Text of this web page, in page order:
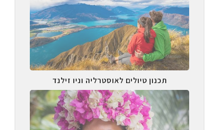
תכנון טיולים לאוסטרליה וניו זילנד